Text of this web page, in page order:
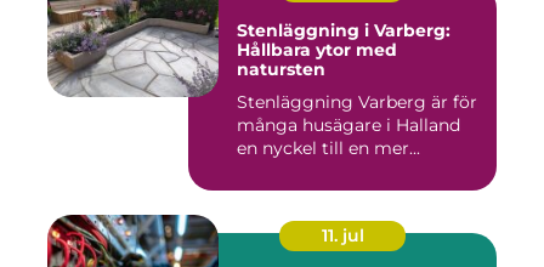
Stenläggning i Varberg:
Hållbara ytor med
natursten
Stenläggning Varberg är för
många husägare i Halland
en nyckel till en mer...
11. jul